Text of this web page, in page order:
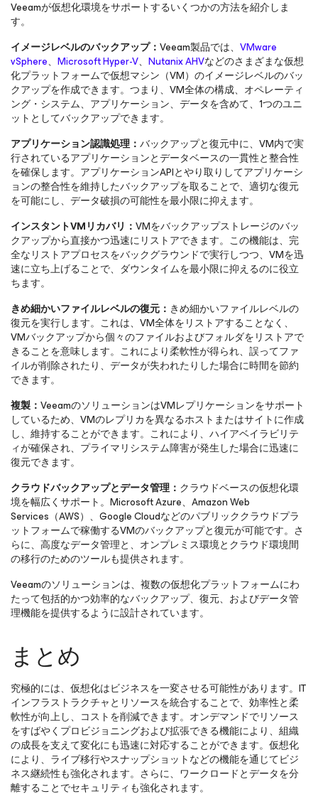
Veeamが仮想化環境をサポートするいくつかの方法を紹介しま
す。
イメージレベルのバックアップ： Veeam製品では、 VMware
vSphere、 Microsoft Hyper-V、 Nutanix AHVなどのさまざまな仮想
化プラットフォームで仮想マシン（VM）のイメージレベルのバッ
クアップを作成できます。つまり、VM全体の構成、オペレーティ
ング・システム、アプリケーション、データを含めて、1つのユニ
ットとしてバックアップできます。
アプリケーション認識処理： バックアップと復元中に、VM内で実
行されているアプリケーションとデータベースの一貫性と整合性
を確保します。アプリケーションAPIとやり取りしてアプリケーシ
ョンの整合性を維持したバックアップを取ることで、適切な復元
を可能にし、データ破損の可能性を最小限に抑えます。
インスタントVMリカバリ： VMをバックアップストレージのバッ
クアップから直接かつ迅速にリストアできます。この機能は、完
全なリストアプロセスをバックグラウンドで実行しつつ、VMを迅
速に立ち上げることで、ダウンタイムを最小限に抑えるのに役立
ちます。
きめ細かいファイルレベルの復元： きめ細かいファイルレベルの
復元を実行します。これは、VM全体をリストアすることなく、
VMバックアップから個々のファイルおよびフォルダをリストアで
きることを意味します。これにより柔軟性が得られ、誤ってファ
イルが削除されたり、データが失われたりした場合に時間を節約
できます。
複製： VeeamのソリューションはVMレプリケーションをサポート
しているため、VMのレプリカを異なるホストまたはサイトに作成
し、維持することができます。これにより、ハイアベイラビリテ
ィが確保され、プライマリシステム障害が発生した場合に迅速に
復元できます。
クラウドバックアップとデータ管理： クラウドベースの仮想化環
境を幅広くサポート。Microsoft Azure、Amazon Web
Services（AWS）、Google Cloudなどのパブリッククラウドプラ
ットフォームで稼働するVMのバックアップと復元が可能です。さ
らに、高度なデータ管理と、オンプレミス環境とクラウド環境間
の移行のためのツールも提供されます。
Veeamのソリューションは、複数の仮想化プラットフォームにわ
たって包括的かつ効率的なバックアップ、復元、およびデータ管
理機能を提供するように設計されています。
まとめ
究極的には、仮想化はビジネスを一変させる可能性があります。IT
インフラストラクチャとリソースを統合することで、効率性と柔
軟性が向上し、コストを削減できます。オンデマンドでリソース
をすばやくプロビジョニングおよび拡張できる機能により、組織
の成長を支えて変化にも迅速に対応することができます。仮想化
により、ライブ移行やスナップショットなどの機能を通じてビジ
ネス継続性も強化されます。さらに、ワークロードとデータを分
離することでセキュリティも強化されます。